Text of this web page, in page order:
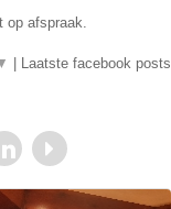
op afspraak.
Laatste facebook posts